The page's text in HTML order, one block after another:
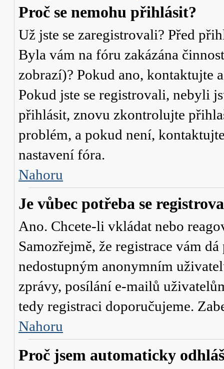
Proč se nemohu přihlásit?
Už jste se zaregistrovali? Před
Byla vám na fóru zakázána
zobrazí)? Pokud ano, kontaktujte
Pokud jste se registrovali, nebyli
přihlásit, znovu zkontrolujte
problém, a pokud není,
nastavení fóra.
Nahoru
Je vůbec potřeba se
Ano. Chcete-li vkládat nebo
Samozřejmě, že registrace vám
nedostupným anonymním
zprávy, posílání e-mailů
tedy registraci doporučujeme.
Nahoru
Proč jsem automaticky